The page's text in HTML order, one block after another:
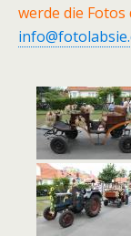
werde die